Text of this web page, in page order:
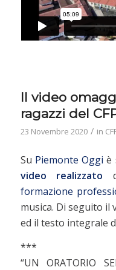
Il video
ragazzi del
23 Novembre 2020 / in
Su Piemonte Oggi è
video realizzato
formazione
musica. Di seguito il
ed il testo integrale
***
“UN ORATORIO